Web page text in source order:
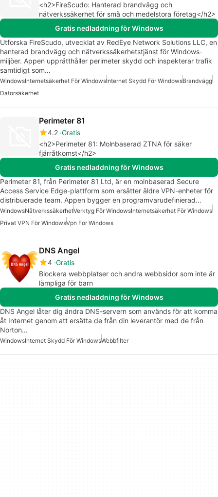
<h2>FireScudo: Hanterad brandvägg och
nätverkssäkerhet för små och medelstora företag</h2>
Gratis nedladdning för Windows
Utforska FireScudo, utvecklat av RedEye Network Solutions LLC, en
hanterad brandvägg och nätverkssäkerhetstjänst för Windows-
miljöer. Appen upprätthåller perimeter skydd och inspekterar trafik
samtidigt som…
WindowsInternetsäkerhet För WindowsInternet Skydd För WindowsBrandvägg
Datorsäkerhet
Perimeter 81
4.2 Gratis
<h2>Perimeter 81: Molnbaserad ZTNA för säker
fjärråtkomst</h2>
Gratis nedladdning för Windows
Perimeter 81, från Perimeter 81 Ltd, är en molnbaserad Secure
Access Service Edge-plattform som ersätter äldre VPN-enheter för
distribuerade team. Appen bygger en programvarudefinierad…
WindowsNätverkssäkerhetVerktyg För WindowsInternetsäkerhet För Windows
Privat VPN För WindowsVpn För Windows
DNS Angel
4 Gratis
Blockera webbplatser och andra webbsidor som inte är
lämpliga för barn
Gratis nedladdning för Windows
DNS Angel låter dig ändra DNS-servern som används för att komma
åt Internet genom att ersätta de från din leverantör med de från
Norton…
WindowsInternet Skydd För WindowsWebbfilter